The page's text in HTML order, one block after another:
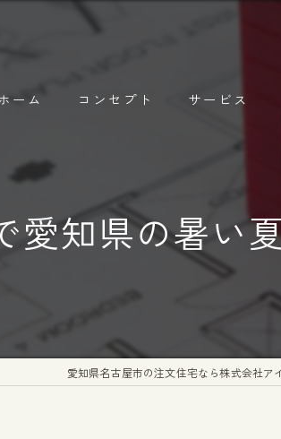
ーム コンセプト サービス
愛知県の暑い
愛知県名古屋市の注文住宅なら株式会社ア